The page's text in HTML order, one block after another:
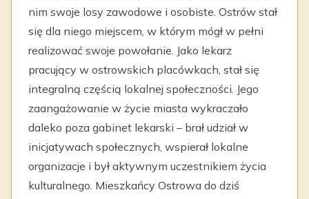
nim swoje losy zawodowe i osobiste. Ostrów stał
się dla niego miejscem, w którym mógł w pełni
realizować swoje powołanie. Jako lekarz
pracujący w ostrowskich placówkach, stał się
integralną częścią lokalnej społeczności. Jego
zaangażowanie w życie miasta wykraczało
daleko poza gabinet lekarski – brał udział w
inicjatywach społecznych, wspierał lokalne
organizacje i był aktywnym uczestnikiem życia
kulturalnego. Mieszkańcy Ostrowa do dziś